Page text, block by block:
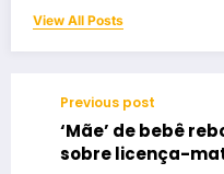
View All Posts
Previous post
‘Mãe’ de bebê
sobre licença-